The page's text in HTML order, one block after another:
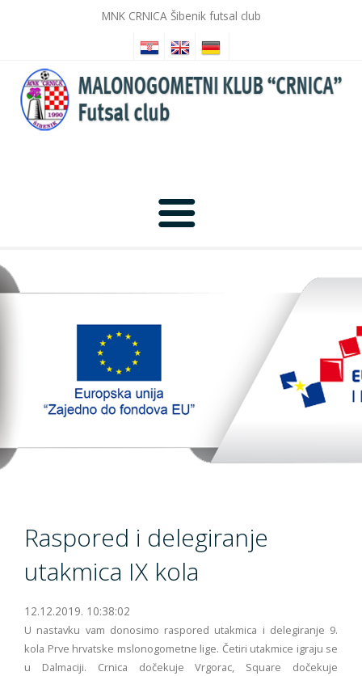
MNK CRNICA Šibenik futsal club
TopTim liga 29-10-2023
Raspored i delegiranje
utakmica IX kola
12.12.2019. 10:38:02
U nastavku vam donosimo raspored utakmica i delegiranje 9.
kola Prve hrvatske mslonogometne lige. Četiri utakmice igraju se
u Dalmaciji. Crnica dočekuje Vrgorac, Square dočekuje